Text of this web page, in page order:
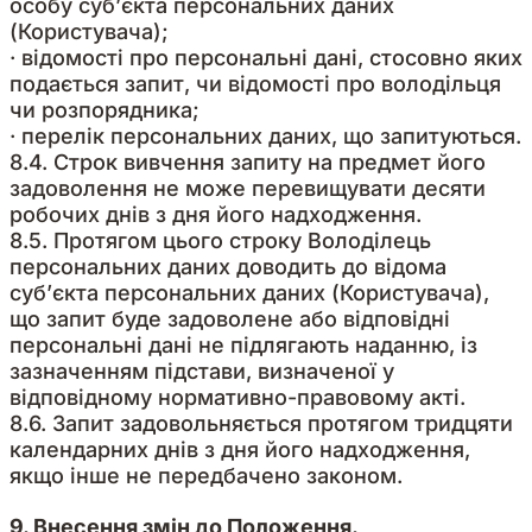
особу суб’єкта персональних даних
(Користувача);
· відомості про персональні дані, стосовно яких
подається запит, чи відомості про володільця
чи розпорядника;
· перелік персональних даних, що запитуються.
8.4. Строк вивчення запиту на предмет його
задоволення не може перевищувати десяти
робочих днів з дня його надходження.
8.5. Протягом цього строку Володілець
персональних даних доводить до відома
суб’єкта персональних даних (Користувача),
що запит буде задоволене або відповідні
персональні дані не підлягають наданню, із
зазначенням підстави, визначеної у
відповідному нормативно-правовому акті.
8.6. Запит задовольняється протягом тридцяти
календарних днів з дня його надходження,
якщо інше не передбачено законом.